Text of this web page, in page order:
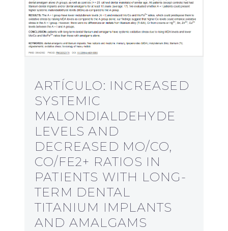
ARTÍCULO: INCREASED
SYSTEMIC
MALONDIALDEHYDE
LEVELS AND
DECREASED MO/CO,
CO/FE2+ RATIOS IN
PATIENTS WITH LONG-
TERM DENTAL
TITANIUM IMPLANTS
AND AMALGAMS